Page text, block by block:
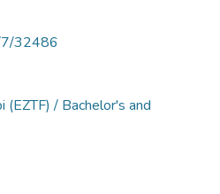
7/32486
(EZTF) / Bachelor's and